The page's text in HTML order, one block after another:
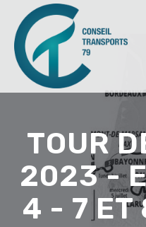
TOUR
2023 -
4 - 7 ET